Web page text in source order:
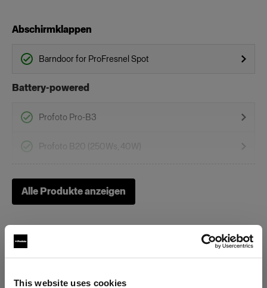
This website uses cookies
Abschirmklappen
Barndoor for ProFresnel Spot
Battery-powered
Profoto Pro-B3
Profoto B20 (250Ws, 40W)
Profoto B30 (500Ws,40W)
Alle Produkte anzeigen